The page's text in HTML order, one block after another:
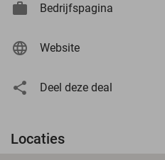
Bedrijfspagina
Website
Deel deze deal
Locaties